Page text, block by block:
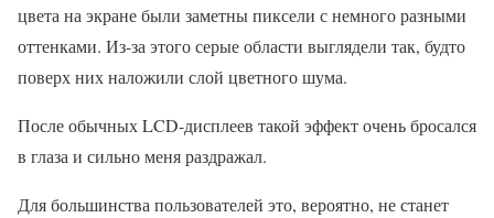
цвета на экране были заметны пиксели с немного разными
оттенками. Из-за этого серые области выглядели так, будто
поверх них наложили слой цветного шума.
После обычных LCD-дисплеев такой эффект очень бросался
в глаза и сильно меня раздражал.
Для большинства пользователей это, вероятно, не станет